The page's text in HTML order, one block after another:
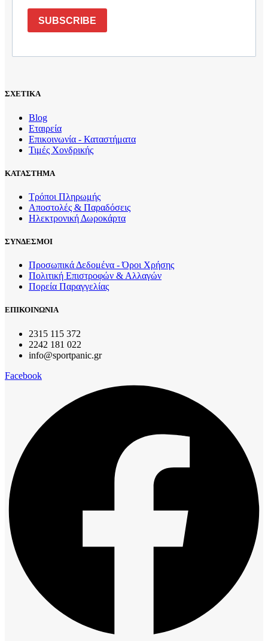
SUBSCRIBE
ΣΧΕΤΙΚΑ
Blog
Εταιρεία
Επικοινωνία - Καταστήματα
Τιμές Χονδρικής
ΚΑΤΑΣΤΗΜΑ
Τρόποι Πληρωμής
Αποστολές & Παραδόσεις
Ηλεκτρονική Δωροκάρτα
ΣΥΝΔΕΣΜΟΙ
Προσωπικά Δεδομένα - Όροι Χρήσης
Πολιτική Επιστροφών & Αλλαγών
Πορεία Παραγγελίας
ΕΠΙΚΟΙΝΩΝΙΑ
2315 115 372
2242 181 022
info@sportpanic.gr
Facebook